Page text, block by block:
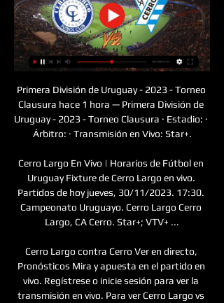
Primera División de Uruguay - 2023 - Torneo
Clausura hace 1 hora — Primera División de
Uruguay - 2023 - Torneo Clausura · Estadio: ·
Árbitro: · Transmisión en Vivo: Star+.
Cerro Largo En Vivo | Horarios de Fútbol en
Uruguay Fixture de Cerro Largo en vivo.
Partidos de hoy jueves, 30/11/2023. 17:30.
Campeonato Uruguayo. Cerro Largo Cerro
Largo, CA Cerro. Star+; VTV+ ...
Cerro Largo contra Cerro Ver en directo,
Pronósticos Mira y apuesta en el partido en
vivo. Regístrese o inicie sesión para ver la
transmisión en vivo. Para ver Cerro Largo vs